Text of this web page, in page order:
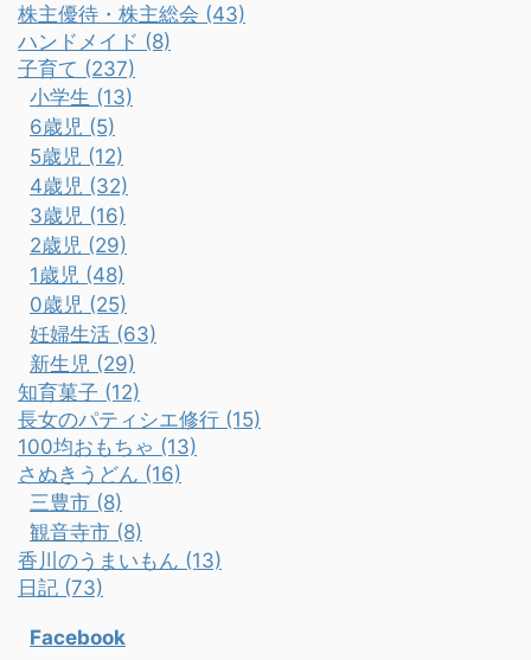
株主優待・株主総会 (43)
ハンドメイド (8)
子育て (237)
小学生 (13)
6歳児 (5)
5歳児 (12)
4歳児 (32)
3歳児 (16)
2歳児 (29)
1歳児 (48)
0歳児 (25)
妊婦生活 (63)
新生児 (29)
知育菓子 (12)
長女のパティシエ修行 (15)
100均おもちゃ (13)
さぬきうどん (16)
三豊市 (8)
観音寺市 (8)
香川のうまいもん (13)
日記 (73)
Facebook